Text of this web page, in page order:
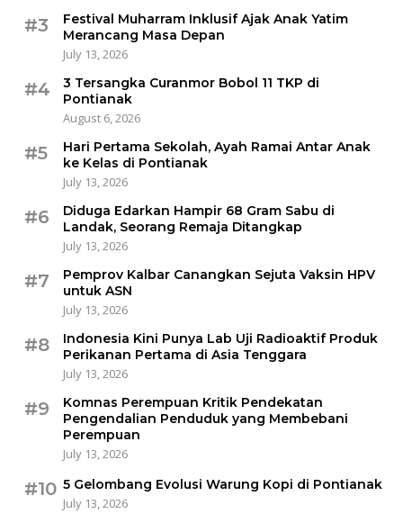
#3
Festival Muharram Inklusif Ajak Anak Yatim
Merancang Masa Depan
July 13, 2026
#4
3 Tersangka Curanmor Bobol 11 TKP di
Pontianak
August 6, 2026
#5
Hari Pertama Sekolah, Ayah Ramai Antar Anak
ke Kelas di Pontianak
July 13, 2026
#6
Diduga Edarkan Hampir 68 Gram Sabu di
Landak, Seorang Remaja Ditangkap
July 13, 2026
#7
Pemprov Kalbar Canangkan Sejuta Vaksin HPV
untuk ASN
July 13, 2026
#8
Indonesia Kini Punya Lab Uji Radioaktif Produk
Perikanan Pertama di Asia Tenggara
July 13, 2026
#9
Komnas Perempuan Kritik Pendekatan
Pengendalian Penduduk yang Membebani
Perempuan
July 13, 2026
#10 5 Gelombang Evolusi Warung Kopi di Pontianak
July 13, 2026